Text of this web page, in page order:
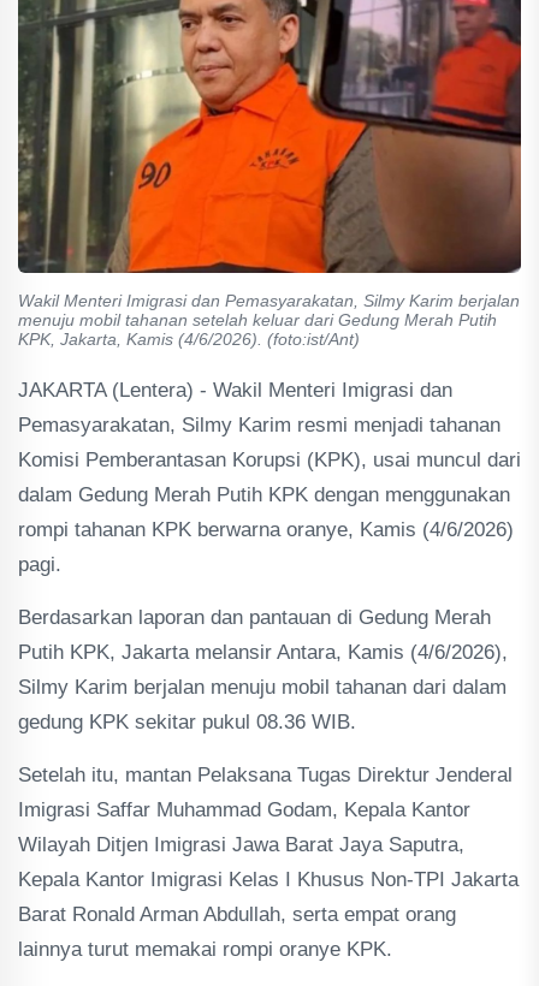
Wakil Menteri Imigrasi dan Pemasyarakatan, Silmy Karim berjalan
menuju mobil tahanan setelah keluar dari Gedung Merah Putih
KPK, Jakarta, Kamis (4/6/2026). (foto:ist/Ant)
JAKARTA (Lentera) - Wakil Menteri Imigrasi dan
Pemasyarakatan, Silmy Karim resmi menjadi tahanan
Komisi Pemberantasan Korupsi (KPK), usai muncul dari
dalam Gedung Merah Putih KPK dengan menggunakan
rompi tahanan KPK berwarna oranye, Kamis (4/6/2026)
pagi.
Berdasarkan laporan dan pantauan di Gedung Merah
Putih KPK, Jakarta melansir Antara, Kamis (4/6/2026),
Silmy Karim berjalan menuju mobil tahanan dari dalam
gedung KPK sekitar pukul 08.36 WIB.
Setelah itu, mantan Pelaksana Tugas Direktur Jenderal
Imigrasi Saffar Muhammad Godam, Kepala Kantor
Wilayah Ditjen Imigrasi Jawa Barat Jaya Saputra,
Kepala Kantor Imigrasi Kelas I Khusus Non-TPI Jakarta
Barat Ronald Arman Abdullah, serta empat orang
lainnya turut memakai rompi oranye KPK.